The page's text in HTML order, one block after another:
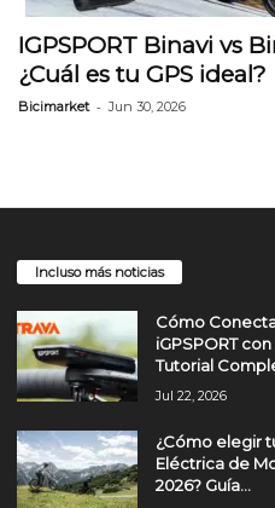
IGPSPORT Binavi vs
¿Cuál es tu GPS ideal?
Bicimarket - Jun 30, 2026
Incluso más noticias
Cómo
iGPSPORT
Tutorial
Jul 22, 2026
¿Cómo elegir
Eléctrica de
2026? Guía...